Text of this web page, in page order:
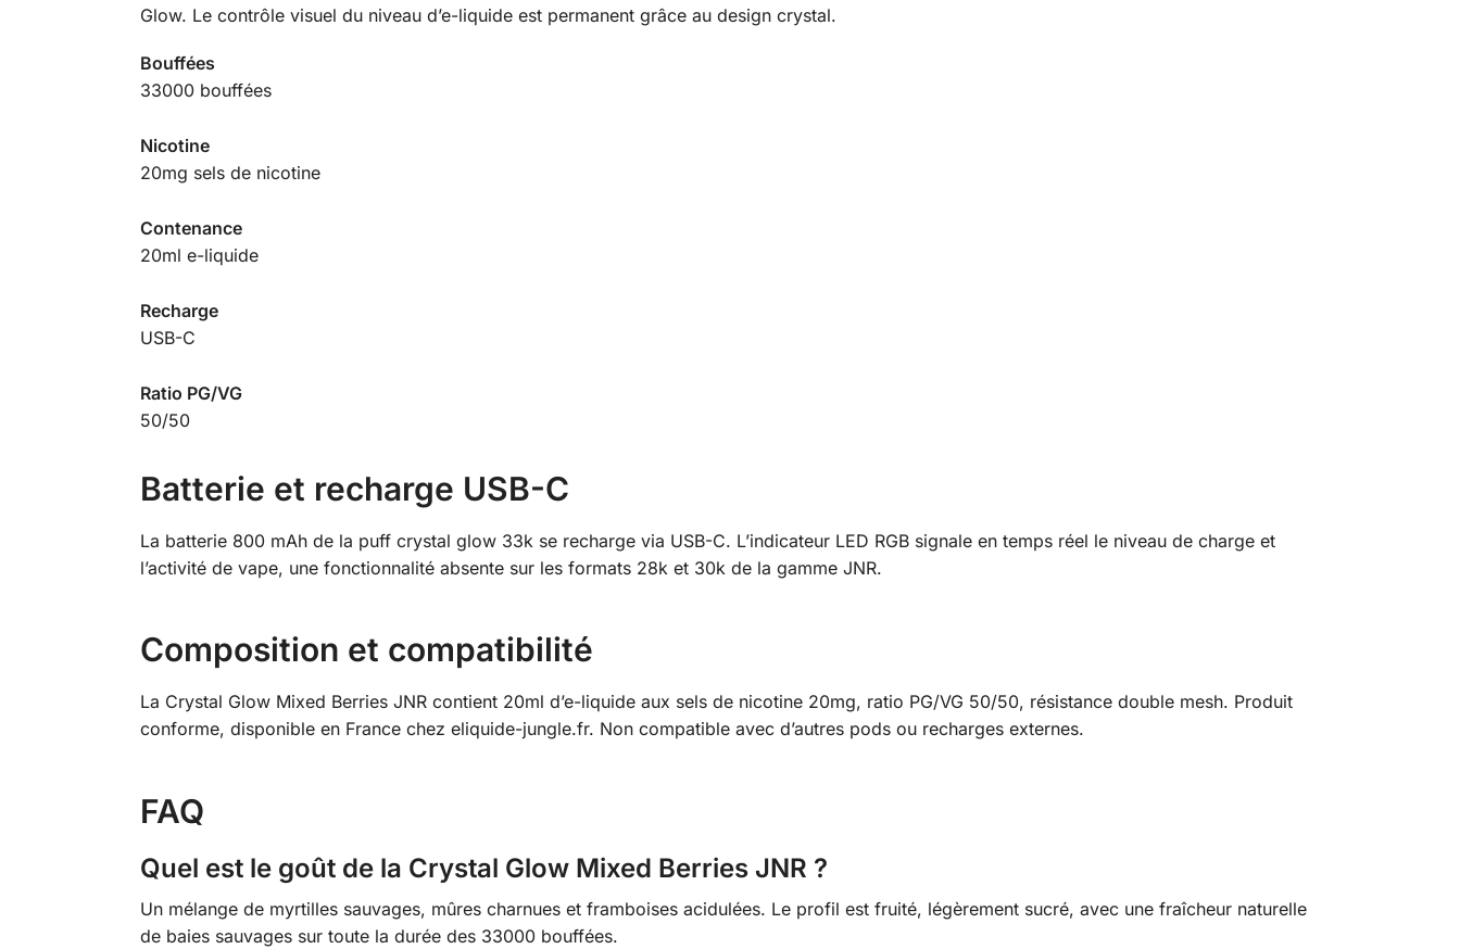
Glow. Le contrôle visuel du niveau d’e-liquide est permanent grâce au design crystal.
Bouffées
33000 bouffées
Nicotine
20mg sels de nicotine
Contenance
20ml e-liquide
Recharge
USB-C
Ratio PG/VG
50/50
Batterie et recharge USB-C
La batterie 800 mAh de la puff crystal glow 33k se recharge via USB-C. L’indicateur LED RGB signale en temps réel le niveau de charge et
l’activité de vape, une fonctionnalité absente sur les formats 28k et 30k de la gamme JNR.
Composition et compatibilité
La Crystal Glow Mixed Berries JNR contient 20ml d’e-liquide aux sels de nicotine 20mg, ratio PG/VG 50/50, résistance double mesh. Produit
conforme, disponible en France chez eliquide-jungle.fr. Non compatible avec d’autres pods ou recharges externes.
FAQ
Quel est le goût de la Crystal Glow Mixed Berries JNR ?
Un mélange de myrtilles sauvages, mûres charnues et framboises acidulées. Le profil est fruité, légèrement sucré, avec une fraîcheur naturelle
de baies sauvages sur toute la durée des 33000 bouffées.